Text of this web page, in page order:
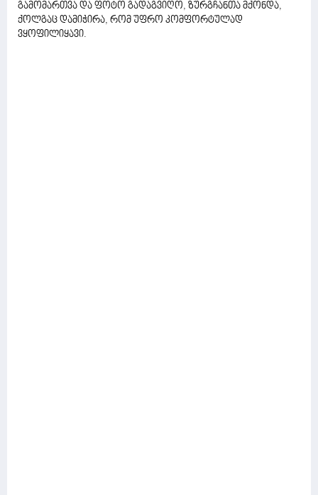
გამომართვა და ფოტო გადაგვიღო, ზურგჩანთა მქონდა,
ქოლგაც დამიჭირა, რომ უფრო კომფორტულად
ვყოფილიყავი.